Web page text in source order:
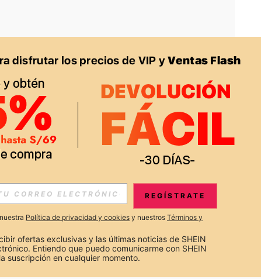
APP
EXCLUSIVAS, PROMOCIONES Y NOTICIAS DE SHEIN
Suscribir
REGÍSTRATE
Política de privacidad y cookies y nuestros Términos y
ofertas exclusivas y las últimas noticias de SHEIN
Entiendo que puedo comunicarme con SHEIN
suscripción en cualquier momento.